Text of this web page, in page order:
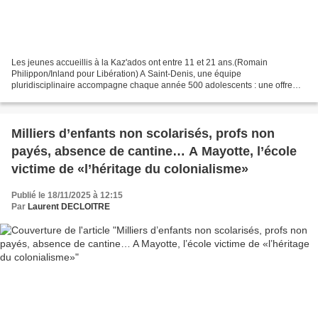
Les jeunes accueillis à la Kaz'ados ont entre 11 et 21 ans.(Romain
Philippon/Inland pour Libération) A Saint-Denis, une équipe
pluridisciplinaire accompagne chaque année 500 adolescents : une offre
Milliers d’enfants non scolarisés, profs non
payés, absence de cantine… A Mayotte, l’école
victime de «l’héritage du colonialisme»
Publié le 18/11/2025 à 12:15
Par Laurent DECLOITRE